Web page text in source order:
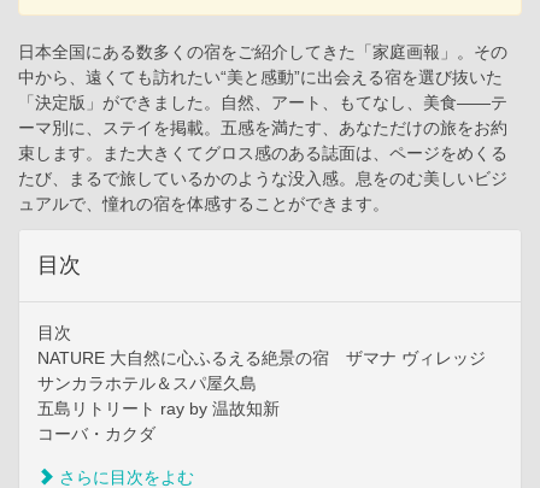
日本全国にある数多くの宿をご紹介してきた「家庭画報」。その
中から、遠くても訪れたい“美と感動”に出会える宿を選び抜いた
「決定版」ができました。自然、アート、もてなし、美食――テ
ーマ別に、ステイを掲載。五感を満たす、あなただけの旅をお約
束します。また大きくてグロス感のある誌面は、ページをめくる
たび、まるで旅しているかのような没入感。息をのむ美しいビジ
ュアルで、憧れの宿を体感することができます。
目次
目次
NATURE 大自然に心ふるえる絶景の宿 ザマナ ヴィレッジ
サンカラホテル＆スパ屋久島
五島リトリート ray by 温故知新
コーバ・カクダ
さらに目次をよむ